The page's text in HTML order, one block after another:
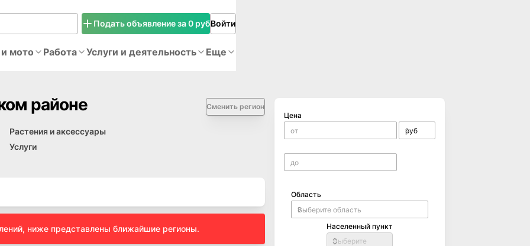
Подать объявление за 0 рубВойти
мото Работа Услуги и деятельность Еще
районе Сменить регион
Растения и аксессуары
Услуги
ниже представлены ближайшие регионы.
Цена
Область
Населенный пункт
Выберите